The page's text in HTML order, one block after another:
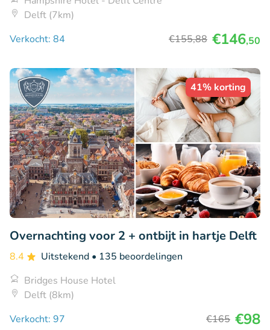
Delft (7km)
Verkocht: 84
€155,88 €146,50
41% korting
Overnachting voor 2 + ontbijt in hartje Delft
8.4 Uitstekend • 135 beoordelingen
Bridges House Hotel
Delft (8km)
Verkocht: 97
€165 €98